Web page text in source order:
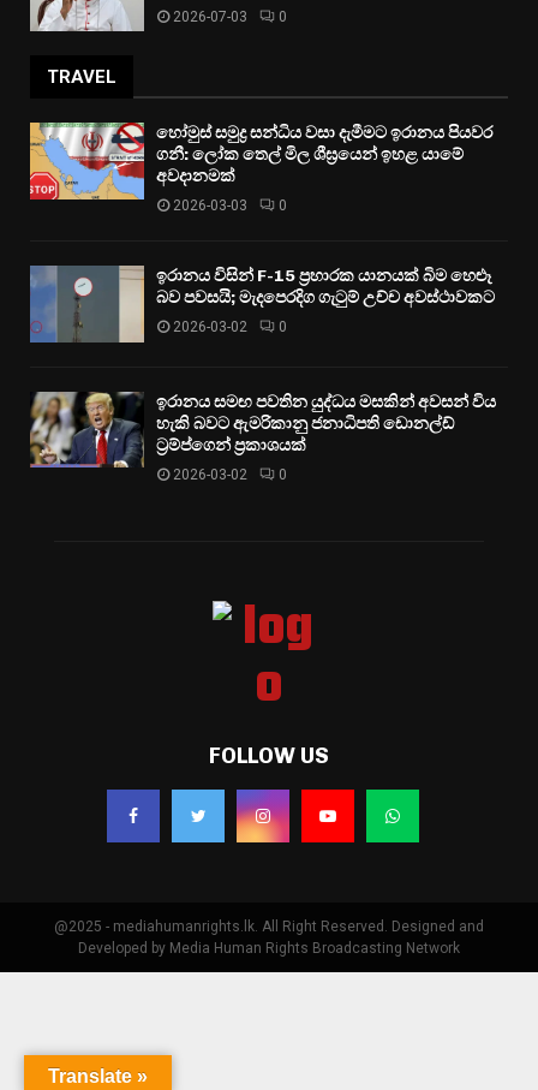
2026-07-03 0
TRAVEL
හෝමුස් සමුද්‍ර සන්ධිය වසා දැමීමට ඉරානය පියවර
ගනී: ලෝක තෙල් මිල ශීඝ්‍රයෙන් ඉහළ යාමේ
අවදානමක්
2026-03-03 0
ඉරානය විසින් F-15 ප්‍රහාරක යානයක් බිම හෙළූ
බව පවසයි; මැදපෙරදිග ගැටුම් උච්ච අවස්ථාවකට
2026-03-02 0
ඉරානය සමඟ පවතින යුද්ධය මසකින් අවසන් විය
හැකි බවට ඇමරිකානු ජනාධිපති ඩොනල්ඩ්
ට්‍රම්ප්ගෙන් ප්‍රකාශයක්
2026-03-02 0
FOLLOW US
@2025 - mediahumanrights.lk. All Right Reserved. Designed and
Developed by Media Human Rights Broadcasting Network
Translate »